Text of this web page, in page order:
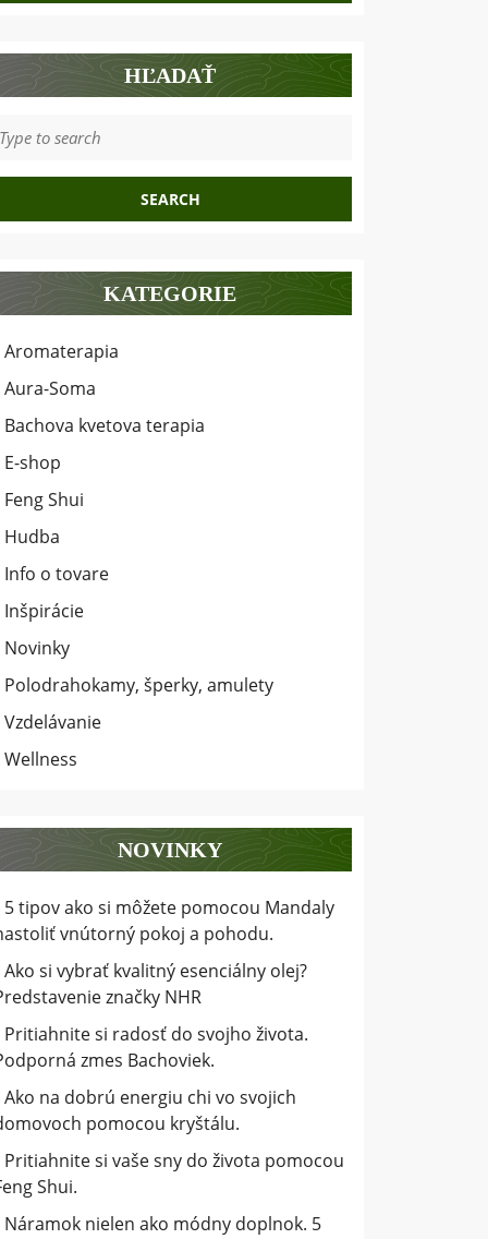
HĽADAŤ
KATEGORIE
Aromaterapia
Aura-Soma
Bachova kvetova terapia
E-shop
Feng Shui
Hudba
Info o tovare
Inšpirácie
Novinky
Polodrahokamy, šperky, amulety
Vzdelávanie
Wellness
NOVINKY
5 tipov ako si môžete pomocou Mandaly
vnútorný pokoj a pohodu.
Ako si vybrať kvalitný esenciálny olej?
značky NHR
Pritiahnite si radosť do svojho života.
zmes Bachoviek.
Ako na dobrú energiu chi vo svojich
pomocou kryštálu.
Pritiahnite si vaše sny do života pomocou
Shui.
Náramok nielen ako módny doplnok. 5